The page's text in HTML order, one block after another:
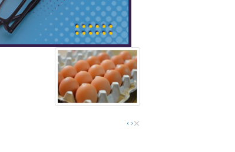
‹
› ×